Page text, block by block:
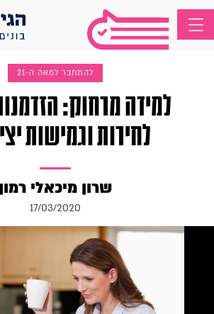
להתחבר למאה ה-21
למידה מרחוק:
לחירות וגמישות
שרון מיכאלי רמון
17/03/2020